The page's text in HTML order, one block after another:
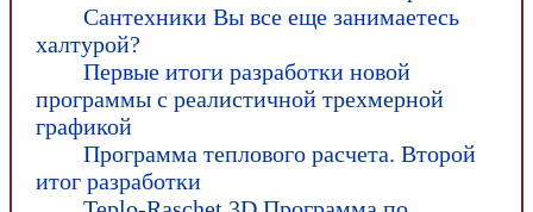
Сантехники Вы все еще занимаетесь
халтурой?
Первые итоги разработки новой
программы с реалистичной трехмерной
графикой
Программа теплового расчета. Второй
итог разработки